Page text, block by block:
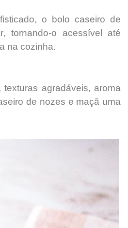
o bolo caseiro de
, tornando-o acessível até
na cozinha.
texturas agradáveis, aroma
de nozes e maçã uma